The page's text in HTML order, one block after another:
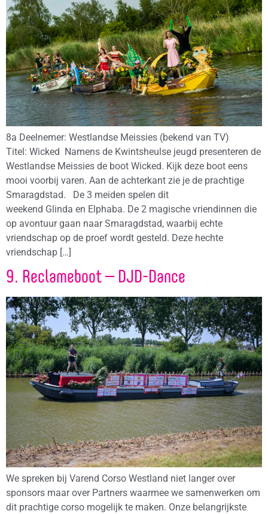
8a Deelnemer: Westlandse Meissies (bekend van TV)
Titel: Wicked Namens de Kwintsheulse jeugd presenteren de
Westlandse Meissies de boot Wicked. Kijk deze boot eens
mooi voorbij varen. Aan de achterkant zie je de prachtige
Smaragdstad. De 3 meiden spelen dit
weekend Glinda en Elphaba. De 2 magische vriendinnen die
op avontuur gaan naar Smaragdstad, waarbij echte
vriendschap op de proef wordt gesteld. Deze hechte
vriendschap […]
9. Reclameboot – DJD-Dance
We spreken bij Varend Corso Westland niet langer over
sponsors maar over Partners waarmee we samenwerken om
dit prachtige corso mogelijk te maken. Onze belangrijkste